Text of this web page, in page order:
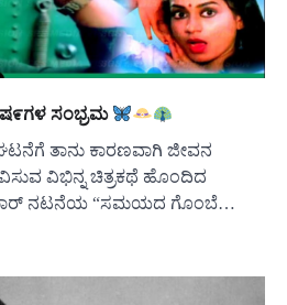
ಸಂಭ್ರಮ
ತಾನು ಕಾರಣವಾಗಿ ಜೀವನ
ವಿಭಿನ್ನ ಚಿತ್ರಕಥೆ ಹೊಂದಿದ
ನಟನೆಯ “ಸಮಯದ ಗೊಂಬೆ…